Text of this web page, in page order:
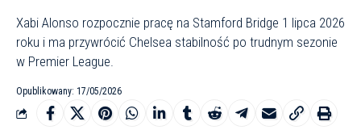
Xabi Alonso rozpocznie pracę na Stamford Bridge 1 lipca 2026
roku i ma przywrócić Chelsea stabilność po trudnym sezonie
w Premier League.
Opublikowany: 17/05/2026